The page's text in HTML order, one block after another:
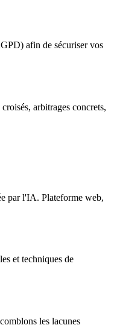
afin de sécuriser vos
arbitrages concrets,
par l'IA. Plateforme web,
et techniques de
les lacunes